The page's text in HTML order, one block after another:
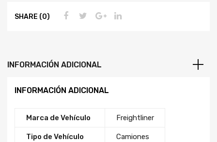
SHARE (0)
INFORMACIÓN ADICIONAL
INFORMACIÓN ADICIONAL
Marca de Vehículo Freightliner
Tipo de Vehículo Camiones